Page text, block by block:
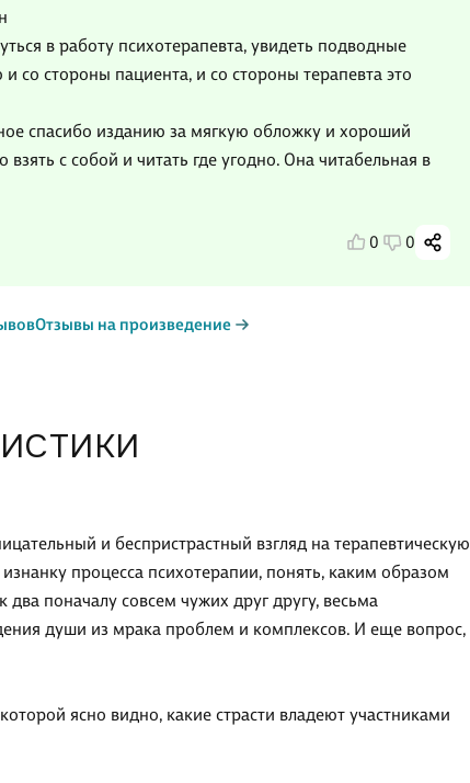
и беспристрастный взгляд на терапевтическую
процесса психотерапии, понять, каким образом
поначалу совсем чужих друг другу, весьма
души из мрака проблем и комплексов. И еще вопрос,
ясно видно, какие страсти владеют участниками
в работу психотерапевта, увидеть подводные
со стороны пациента, и со стороны терапевта это
спасибо изданию за мягкую обложку и хороший
с собой и читать где угодно. Она читабельная в
0 0
Отзывы на произведение